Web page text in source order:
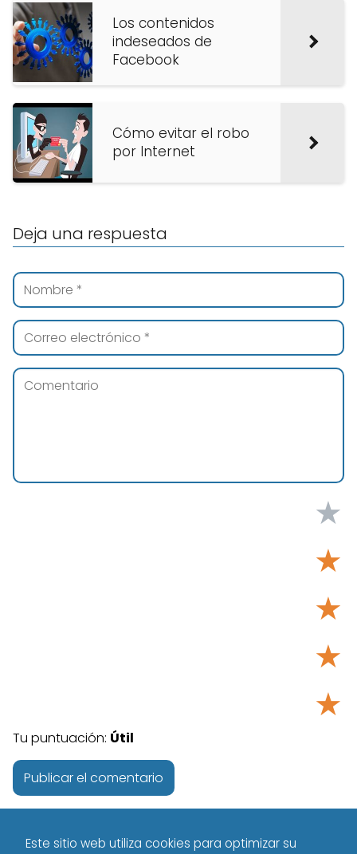
Los contenidos
indeseados de
Facebook
Cómo evitar el robo
por Internet
Deja una respuesta
★
★
★
★
★
Tu puntuación: Útil
Este sitio web utiliza cookies para optimizar su